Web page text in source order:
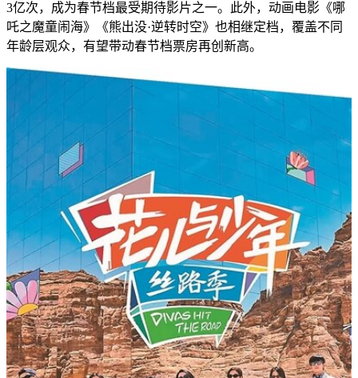
3亿次，成为春节档最受期待影片之一。此外，动画电影《哪
吒之魔童闹海》《熊出没·逆转时空》也相继定档，覆盖不同
年龄层观众，有望带动春节档票房再创新高。